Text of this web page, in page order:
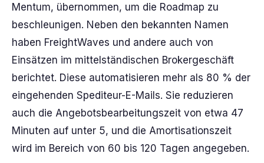
Mentum, übernommen, um die Roadmap zu
beschleunigen. Neben den bekannten Namen
haben FreightWaves und andere auch von
Einsätzen im mittelständischen Brokergeschäft
berichtet. Diese automatisieren mehr als 80 % der
eingehenden Spediteur-E-Mails. Sie reduzieren
auch die Angebotsbearbeitungszeit von etwa 47
Minuten auf unter 5, und die Amortisationszeit
wird im Bereich von 60 bis 120 Tagen angegeben.